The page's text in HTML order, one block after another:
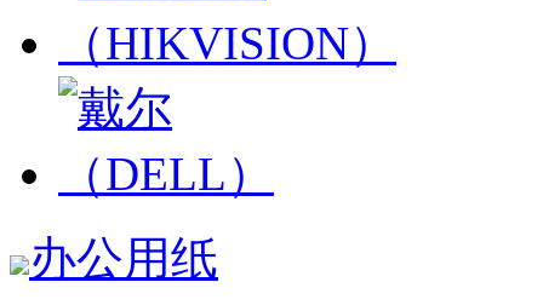
办公用纸